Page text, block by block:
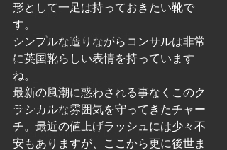
中古靴 紹介
なんでもない靴と修理の話
ROOST紹介
旧ブログ(FC2)へのリンク
Alden オールデン
Alfred Sargent アルフレッド サージェント
形として一足は持っておきたい靴で
す。
シンプルな造りながらコンサルは非常
に英国靴らしい表情を持っています
ね。
最新の風潮に惑わされる事なくこのク
ラシカルな雰囲気を守ってきたチャー
チ。最近の値上げラッシュには少々不
安もありますが、ここから更に後世ま